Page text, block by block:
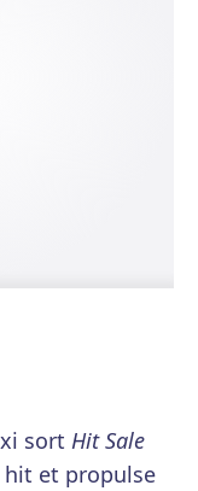
sort Hit Sale
et propulse